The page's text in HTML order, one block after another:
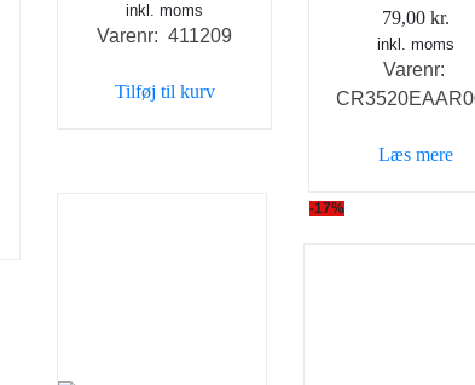
inkl. moms
Varenr: 411209
Tilføj til kurv
79,00kr.
inkl. moms
Varenr:
Læs mere
-17%